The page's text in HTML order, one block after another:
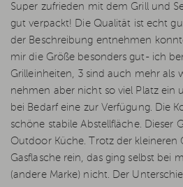
Super zufrieden mit dem Grill und
gut verpackt! Die Qualität ist echt
der Beschreibung entnehmen
mir die Größe besonders gut- ich
Grilleinheiten, 3 sind auch mehr als
nehmen aber nicht so viel Platz ein
bei Bedarf eine zur Verfügung. Die
schöne stabile Abstellfläche. Dieser
Outdoor Küche. Trotz der kleineren
Gasflasche rein, das ging selbst bei
(andere Marke) nicht. Der